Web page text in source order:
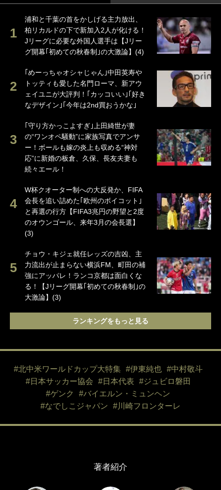
浦和と千葉の首をかしげる主力放出、
柏リカルドの下で新加入2人が化ける！
Jリーグに必要な外国人選手は【Jリー
グ開幕｢初めての秋春制｣の大激論】(4)
｢めーっちゃオシャじゃん｣中田英寿や
トッティも愛した名門ローマ、新アウ
ェイユニが大評判！｢カッコいい｣｢好き
なデザイン｣｢今年は2nd買おうかな｣
｢守り方かっこよすぎ｣上田綺世が妻
の“ワンオペ騒動”に家族写真でアンサ
ー！ボールも嫁の炎上も収める“神対
応”に新婚の板倉、久保、長友夫妻も
続々エール！
W杯クオーター制への大反発か、FIFA
会長を追い詰めた｢欧州のボイコット｣
と再選の行方【FIFA3兆円の野望と2度
のオウンゴール、来年3月の会長選】
(3)
チョウ・キジェ就任レッズの吉凶、主
力流出が止まらない横浜FM、町田の補
強にアッパレ！ランコ京都は面白くな
る！【Jリーグ開幕｢初めての秋春制｣の
大激論】(3)
ランキングをもっと見る
#北中米ワールドカップ大特集 #伊東純也
#中村敬斗
#日本サッカー協会
#日本代表
#ジュビロ磐田
#ゲンク
#バイエルン・ミュンヘン
#なでしこジャパン
#川崎フロンターレ
著者紹介